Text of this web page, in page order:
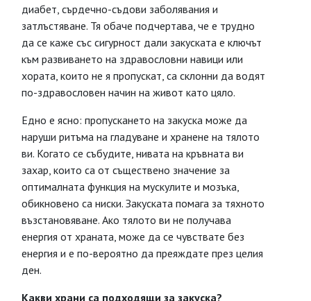
диабет, сърдечно-съдови заболявания и
затлъстяване. Тя обаче подчертава, че е трудно
да се каже със сигурност дали закуската е ключът
към развиването на здравословни навици или
хората, които не я пропускат, са склонни да водят
по-здравословен начин на живот като цяло.
Едно е ясно: пропускането на закуска може да
наруши ритъма на гладуване и хранене на тялото
ви. Когато се събудите, нивата на кръвната ви
захар, които са от съществено значение за
оптималната функция на мускулите и мозъка,
обикновено са ниски. Закуската помага за тяхното
възстановяване. Ако тялото ви не получава
енергия от храната, може да се чувствате без
енергия и е по-вероятно да преяждате през целия
ден.
Какви храни са подходящи за закуска?